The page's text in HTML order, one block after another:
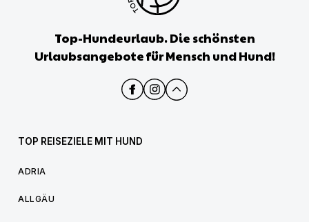
Top-Hundeurlaub. Die schönsten
Urlaubsangebote für Mensch und Hund!
TOP REISEZIELE MIT HUND
ADRIA
ALLGÄU